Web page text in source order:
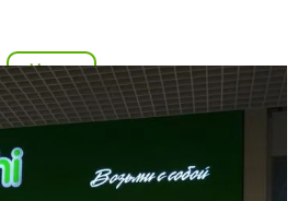
Цена
СВЕТОВЫЕ КОРОБА